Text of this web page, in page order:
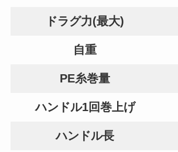
ドラグ力(最大)
自重
PE糸巻量
ハンドル1回巻上げ
ハンドル長